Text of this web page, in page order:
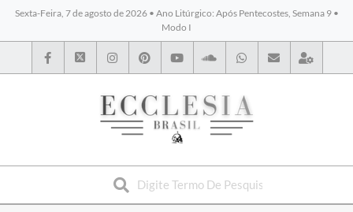
Sexta-Feira, 7 de agosto de 2026 • Ano Litúrgico: Após Pentecostes, Semana 9 •
Modo I
BYBLOS